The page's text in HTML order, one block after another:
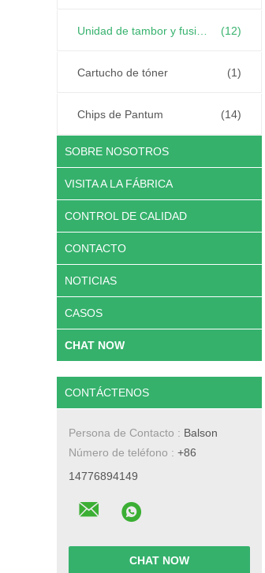
(12)
Cartucho de tóner (1)
Chips de Pantum (14)
SOBRE NOSOTROS
VISITA A LA FÁBRICA
CONTROL DE CALIDAD
CONTACTO
NOTICIAS
CASOS
CHAT NOW
CONTÁCTENOS
Persona de Contacto : Balson
Número de teléfono : +86
14776894149
CHAT NOW